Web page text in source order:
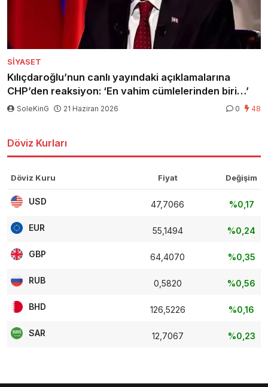
SIYASET
Kılıçdaroğlu’nun canlı yayındaki açıklamalarına
CHP’den reaksiyon: ‘En vahim cümlelerinden biri…’
SoleKinG 21 Haziran 2026 0 48
Döviz Kurları
Döviz Kuru Fiyat Değişim
USD 47,7066 %0,17
EUR 55,1494 %0,24
GBP 64,4070 %0,35
RUB 0,5820 %0,56
BHD 126,5226 %0,16
SAR 12,7067 %0,23